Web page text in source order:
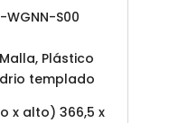
S00
Plástico
templado
x alto) 366,5 x